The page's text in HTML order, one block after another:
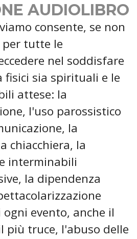
AUDIOLIBRO
consente, se non
tutte le
nel soddisfare
fisici sia spirituali e le
attese: la
l'uso parossistico
la
chiacchiera, la
interminabili
la dipendenza
evento, anche il
più truce, l'abuso delle